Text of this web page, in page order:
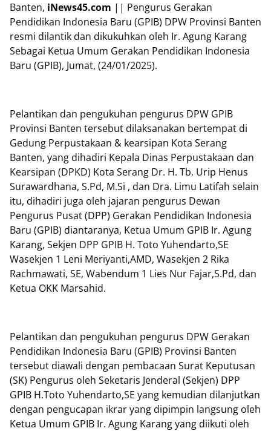
Banten, iNews45.com || Pengurus Gerakan
Pendidikan Indonesia Baru (GPIB) DPW Provinsi Banten
resmi dilantik dan dikukuhkan oleh Ir. Agung Karang
Sebagai Ketua Umum Gerakan Pendidikan Indonesia
Baru (GPIB), Jumat, (24/01/2025).
Pelantikan dan pengukuhan pengurus DPW GPIB
Provinsi Banten tersebut dilaksanakan bertempat di
Gedung Perpustakaan & kearsipan Kota Serang
Banten, yang dihadiri Kepala Dinas Perpustakaan dan
Kearsipan (DPKD) Kota Serang Dr. H. Tb. Urip Henus
Surawardhana, S.Pd, M.Si , dan Dra. Limu Latifah selain
itu, dihadiri juga oleh jajaran pengurus Dewan
Pengurus Pusat (DPP) Gerakan Pendidikan Indonesia
Baru (GPIB) diantaranya, Ketua Umum GPIB Ir. Agung
Karang, Sekjen DPP GPIB H. Toto Yuhendarto,SE
Wasekjen 1 Leni Meriyanti,AMD, Wasekjen 2 Rika
Rachmawati, SE, Wabendum 1 Lies Nur Fajar,S.Pd, dan
Ketua OKK Marsahid.
Pelantikan dan pengukuhan pengurus DPW Gerakan
Pendidikan Indonesia Baru (GPIB) Provinsi Banten
tersebut diawali dengan pembacaan Surat Keputusan
(SK) Pengurus oleh Seketaris Jenderal (Sekjen) DPP
GPIB H.Toto Yuhendarto,SE yang kemudian dilanjutkan
dengan pengucapan ikrar yang dipimpin langsung oleh
Ketua Umum GPIB Ir. Agung Karang yang diikuti oleh